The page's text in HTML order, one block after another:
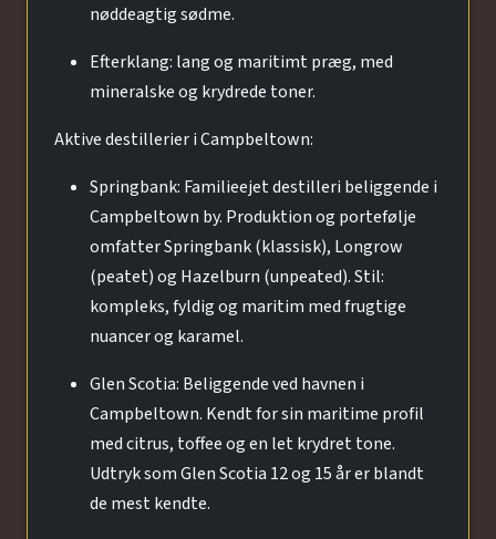
nøddeagtig sødme.
Efterklang: lang og maritimt præg, med
mineralske og krydrede toner.
Aktive destillerier i Campbeltown:
Springbank: Familieejet destilleri beliggende i
Campbeltown by. Produktion og portefølje
omfatter Springbank (klassisk), Longrow
(peatet) og Hazelburn (unpeated). Stil:
kompleks, fyldig og maritim med frugtige
nuancer og karamel.
Glen Scotia: Beliggende ved havnen i
Campbeltown. Kendt for sin maritime profil
med citrus, toffee og en let krydret tone.
Udtryk som Glen Scotia 12 og 15 år er blandt
de mest kendte.